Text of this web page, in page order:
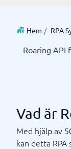
Hem / RPA
Roaring API
Vad är
Med hjälp av
kan detta